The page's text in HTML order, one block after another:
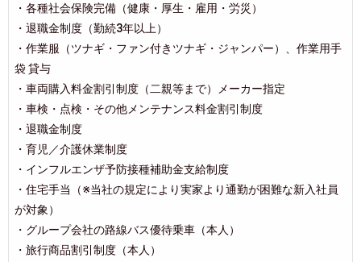
・各種社会保険完備（健康・厚生・雇用・労災）
・退職金制度（勤続3年以上）
・作業服（ツナギ・ファン付きツナギ・ジャンパー）、作業用手
袋 貸与
・車両購入料金割引制度（二親等まで）メーカー指定
・車検・点検・その他メンテナンス料金割引制度
・退職金制度
・育児／介護休業制度
・インフルエンザ予防接種補助金支給制度
・住宅手当（※当社の規定により実家より通勤が困難な新入社員
が対象）
・グループ会社の路線バス優待乗車（本人）
・旅行商品割引制度（本人）